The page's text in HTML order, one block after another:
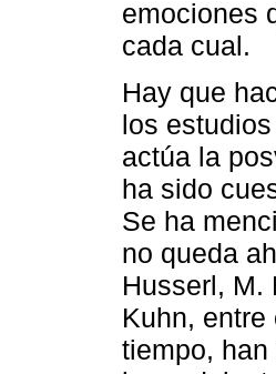
emociones
cada cual.
Hay que
los
actúa la
ha sido
Se ha
no queda
Husserl, M.
Kuhn,
tiempo,